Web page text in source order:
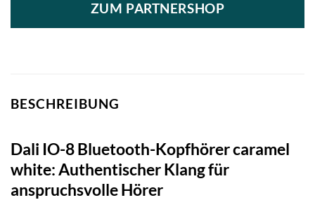
ZUM PARTNERSHOP
BESCHREIBUNG
Dali IO-8 Bluetooth-Kopfhörer caramel
white: Authentischer Klang für
anspruchsvolle Hörer